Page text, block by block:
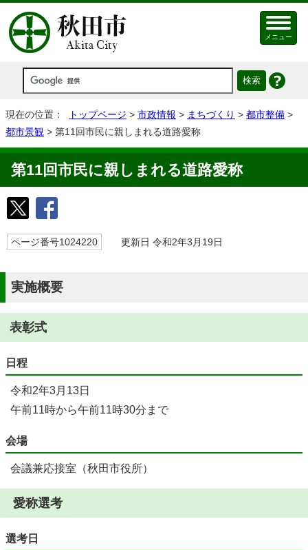
メニュー
現在の位置： トップページ > 市政情報 > まちづくり > 都市整備 >
都市景観 > 第11回市民に親しまれる道路愛称
第11回市民に親しまれる道路愛称
ページ番号1024220 更新日 令和2年3月19日
実施概要
表彰式
日程
令和2年3月13日
午前11時から午前11時30分まで
会場
会議兼応接室（秋田市役所）
愛称選考
選考日